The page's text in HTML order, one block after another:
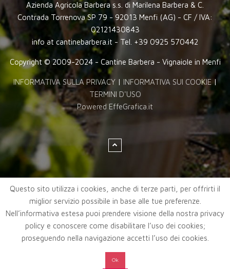
Azienda Agricola Barbera s.s. di Marilena Barbera & C.
Contrada Torrenova SP 79 - 92013 Menfi (AG) - CF / IVA:
02121430843
info at cantinebarbera.it - Tel. +39 0925 570442
Copyright © 2009-2024 - Cantine Barbera - Vignaiole in Menfi
INFORMATIVA SULLA PRIVACY| INFORMATIVA SUI COOKIE|
TERMINI D'USO
Powered EffeGrafica.it
Questo sito utilizza i cookies, anche di terze parti, per offrirti il
miglior servizio possibile in base alle tue preferenze.
Nell’informativa estesa puoi prendere visione della nostra privacy
policy e conoscere come disabilitare l’uso dei cookies;
proseguendo nella navigazione accetti l’uso dei cookies.
Ok